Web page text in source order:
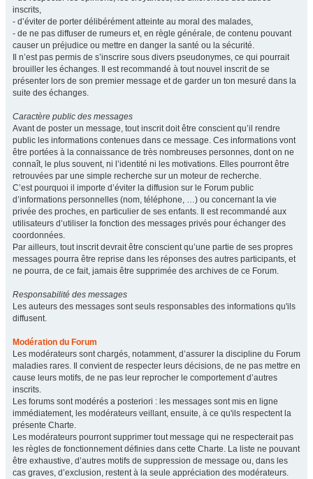
inscrits,
- d’éviter de porter délibérément atteinte au moral des malades,
- de ne pas diffuser de rumeurs et, en règle générale, de contenu pouvant
causer un préjudice ou mettre en danger la santé ou la sécurité.
Il n’est pas permis de s’inscrire sous divers pseudonymes, ce qui pourrait
brouiller les échanges. Il est recommandé à tout nouvel inscrit de se
présenter lors de son premier message et de garder un ton mesuré dans la
suite des échanges.
Caractère public des messages
Avant de poster un message, tout inscrit doit être conscient qu’il rendre
public les informations contenues dans ce message. Ces informations vont
être portées à la connaissance de très nombreuses personnes, dont on ne
connaît, le plus souvent, ni l’identité ni les motivations. Elles pourront être
retrouvées par une simple recherche sur un moteur de recherche.
C’est pourquoi il importe d’éviter la diffusion sur le Forum public
d’informations personnelles (nom, téléphone, …) ou concernant la vie
privée des proches, en particulier de ses enfants. Il est recommandé aux
utilisateurs d’utiliser la fonction des messages privés pour échanger des
coordonnées.
Par ailleurs, tout inscrit devrait être conscient qu’une partie de ses propres
messages pourra être reprise dans les réponses des autres participants, et
ne pourra, de ce fait, jamais être supprimée des archives de ce Forum.
Responsabilité des messages
Les auteurs des messages sont seuls responsables des informations qu'ils
diffusent.
Modération du Forum
Les modérateurs sont chargés, notamment, d’assurer la discipline du Forum
maladies rares. Il convient de respecter leurs décisions, de ne pas mettre en
cause leurs motifs, de ne pas leur reprocher le comportement d’autres
inscrits.
Les forums sont modérés a posteriori : les messages sont mis en ligne
immédiatement, les modérateurs veillant, ensuite, à ce qu'ils respectent la
présente Charte.
Les modérateurs pourront supprimer tout message qui ne respecterait pas
les règles de fonctionnement définies dans cette Charte. La liste ne pouvant
être exhaustive, d’autres motifs de suppression de message ou, dans les
cas graves, d’exclusion, restent à la seule appréciation des modérateurs.